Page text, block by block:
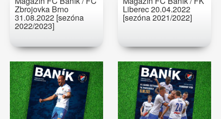
Zbrojovka Brno
31.08.2022 [sezóna
2022/2023]
Liberec 20.04.2022
[sezóna 2021/2022]